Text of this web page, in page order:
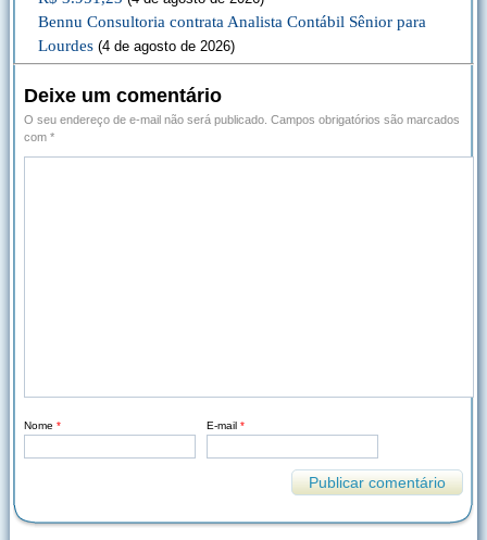
Bennu Consultoria contrata Analista Contábil Sênior para
Lourdes (4 de agosto de 2026)
Deixe um comentário
O seu endereço de e-mail não será publicado. Campos obrigatórios são marcados
com *
Nome * E-mail *